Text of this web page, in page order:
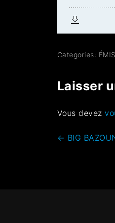
Categories:
Laisser
Vous devez
← BIG